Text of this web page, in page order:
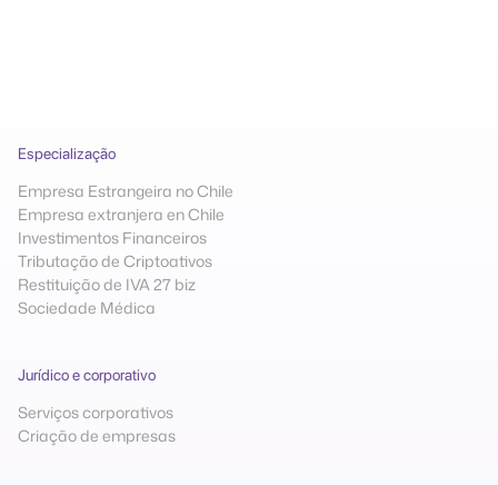
Especialização
Empresa Estrangeira no Chile
Empresa extranjera en Chile
Investimentos Financeiros
Tributação de Criptoativos
Restituição de IVA 27 biz
Sociedade Médica
Jurídico e corporativo
Serviços corporativos
Criação de empresas